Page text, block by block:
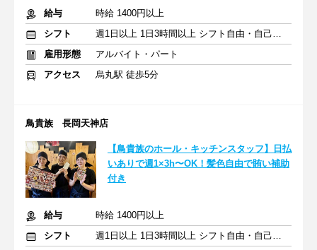
給与
時給 1400円以上
シフト
週1日以上 1日3時間以上 シフト自由・自己申告
雇用形態
アルバイト・パート
アクセス
烏丸駅 徒歩5分
鳥貴族 長岡天神店
【鳥貴族のホール・キッチンスタッフ】日払
いありで週1×3h〜OK！髪色自由で賄い補助
付き
給与
時給 1400円以上
シフト
週1日以上 1日3時間以上 シフト自由・自己申告